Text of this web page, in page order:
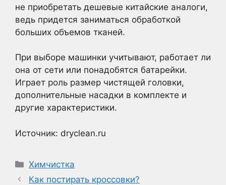
не приобретать дешевые китайские аналоги,
ведь придется заниматься обработкой
больших объемов тканей.
При выборе машинки учитывают, работает ли
она от сети или понадобятся батарейки.
Играет роль размер чистящей головки,
дополнительные насадки в комплекте и
другие характеристики.
Источник: dryclean.ru
Рубрики
Химчистка
Как постирать кроссовки?